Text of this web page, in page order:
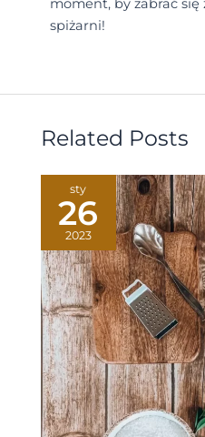
moment, by zabrać
spiżarni!
Related Posts
sty
26
2023